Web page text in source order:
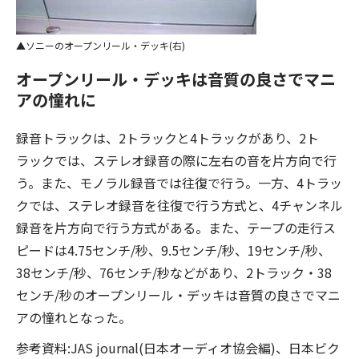
ソニーのオープンリール・デッキ(右)
オープンリール・デッキは音質の良さでマニ
アの憧れに
録音トラックは、2トラックと4トラックがあり、2ト
ラックでは、ステレオ録音の際に左右の音を片方向で行
う。また、モノラル録音では往復で行う。一方、4トラッ
クでは、ステレオ録音を往復で行う方式と、4チャンネル
録音を片方向で行う方式がある。また、テープの走行ス
ピードは4.75センチ/秒、9.5センチ/秒、19センチ/秒、
38センチ/秒、76センチ/秒などがあり、2トラック・38
センチ/秒のオープンリール・デッキは音質の良さでマニ
アの憧れとなった。
参考資料:JAS journal(日本オーディオ協会編)、日本ビク